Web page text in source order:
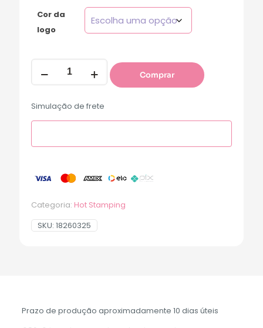
Cor da
logo
Comprar
Simulação de frete
Categoria: Hot Stamping
SKU: 18260325
Prazo de produção aproximadamente 10 dias úteis